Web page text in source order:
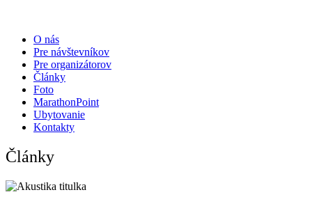
O nás
Pre návštevníkov
Pre organizátorov
Články
Foto
MarathonPoint
Ubytovanie
Kontakty
Články